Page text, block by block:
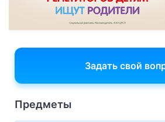
Задать свой
Предметы